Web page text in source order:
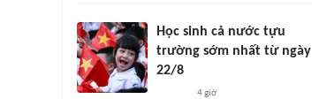
Học sinh cả nước tựu
trường sớm nhất từ ngày
22/8
4 giờ